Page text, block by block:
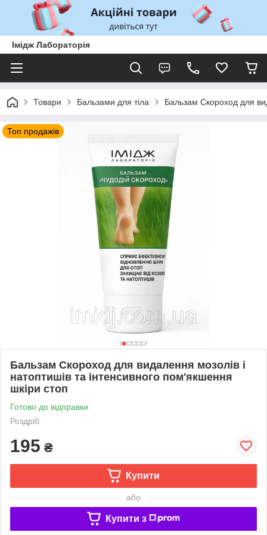
Імідж Лабораторія
Товари Бальзами для тіла Бальзам Скороход для
Топ продажів
Бальзам Скороход для видалення мозолів і
натоптишів та інтенсивного пом'якшення
шкіри стоп
Готово до відправки
Роздріб
195 ₴
Купити
або
Купити з